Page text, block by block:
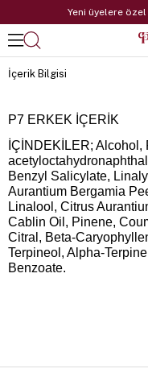
Yeni üyelere özel
İçerik Bilgisi
P7 ERKEK İÇERİK
İÇİNDEKİLER; Alcohol,
Benzyl Salicylate,
Aurantium Bergamia
Linalool, Citrus
Cablin Oil, Pinene,
Citral, Beta-
Terpineol, Alpha-
Benzoate.